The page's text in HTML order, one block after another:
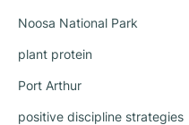
Noosa National Park
plant protein
Port Arthur
positive discipline strategies